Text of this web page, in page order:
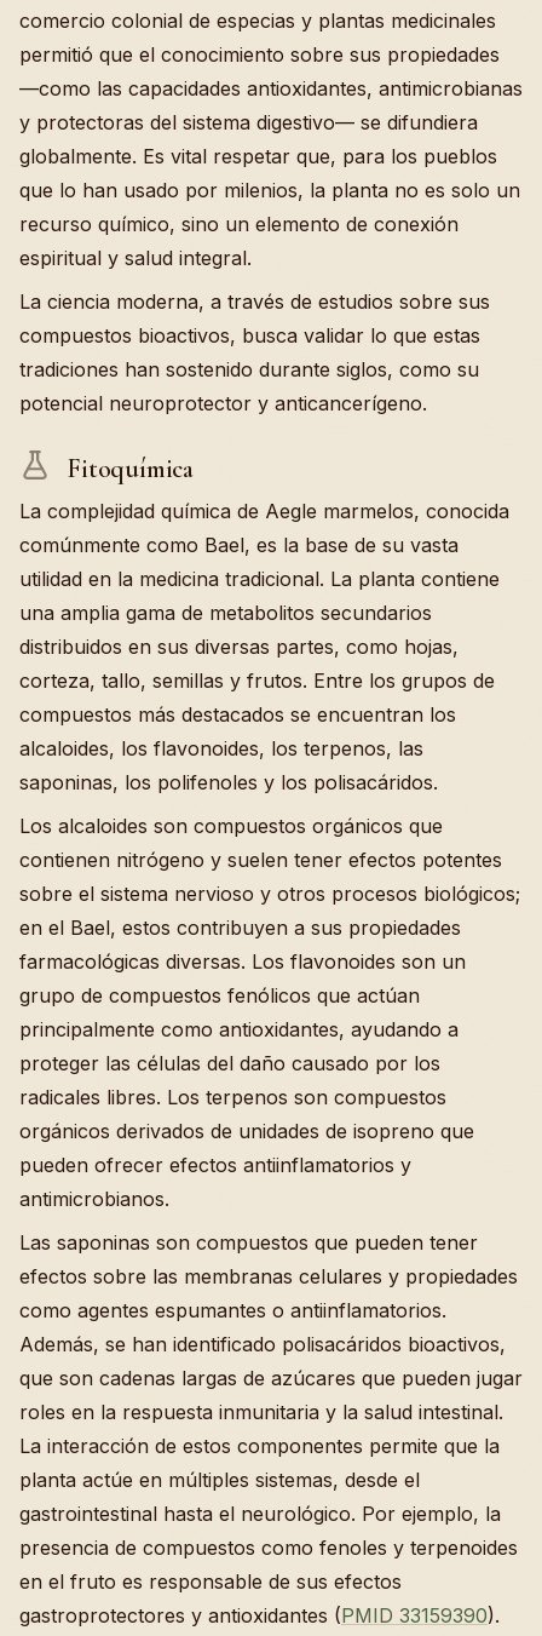
comercio colonial de especias y plantas medicinales
permitió que el conocimiento sobre sus propiedades
—como las capacidades antioxidantes, antimicrobianas
y protectoras del sistema digestivo— se difundiera
globalmente. Es vital respetar que, para los pueblos
que lo han usado por milenios, la planta no es solo un
recurso químico, sino un elemento de conexión
espiritual y salud integral.
La ciencia moderna, a través de estudios sobre sus
compuestos bioactivos, busca validar lo que estas
tradiciones han sostenido durante siglos, como su
potencial neuroprotector y anticancerígeno.
Fitoquímica
La complejidad química de Aegle marmelos, conocida
comúnmente como Bael, es la base de su vasta
utilidad en la medicina tradicional. La planta contiene
una amplia gama de metabolitos secundarios
distribuidos en sus diversas partes, como hojas,
corteza, tallo, semillas y frutos. Entre los grupos de
compuestos más destacados se encuentran los
alcaloides, los flavonoides, los terpenos, las
saponinas, los polifenoles y los polisacáridos.
Los alcaloides son compuestos orgánicos que
contienen nitrógeno y suelen tener efectos potentes
sobre el sistema nervioso y otros procesos biológicos;
en el Bael, estos contribuyen a sus propiedades
farmacológicas diversas. Los flavonoides son un
grupo de compuestos fenólicos que actúan
principalmente como antioxidantes, ayudando a
proteger las células del daño causado por los
radicales libres. Los terpenos son compuestos
orgánicos derivados de unidades de isopreno que
pueden ofrecer efectos antiinflamatorios y
antimicrobianos.
Las saponinas son compuestos que pueden tener
efectos sobre las membranas celulares y propiedades
como agentes espumantes o antiinflamatorios.
Además, se han identificado polisacáridos bioactivos,
que son cadenas largas de azúcares que pueden jugar
roles en la respuesta inmunitaria y la salud intestinal.
La interacción de estos componentes permite que la
planta actúe en múltiples sistemas, desde el
gastrointestinal hasta el neurológico. Por ejemplo, la
presencia de compuestos como fenoles y terpenoides
en el fruto es responsable de sus efectos
gastroprotectores y antioxidantes (PMID 33159390).